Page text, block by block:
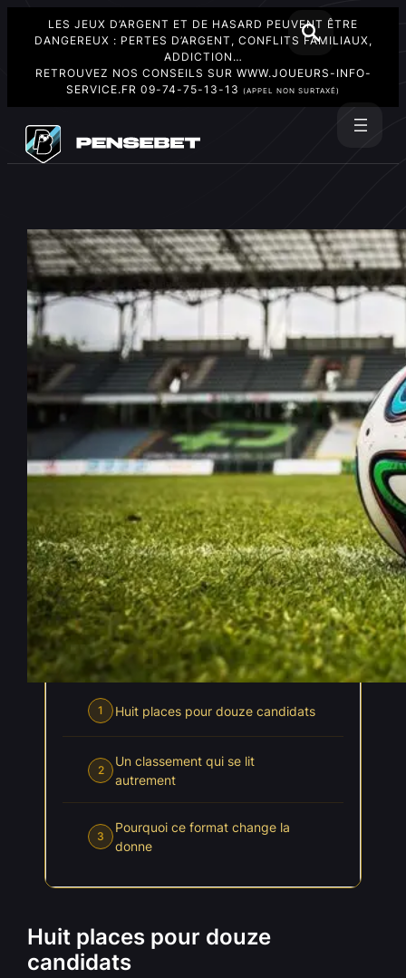
LES JEUX D’ARGENT ET DE HASARD PEUVENT ÊTRE
DANGEREUX : PERTES D’ARGENT, CONFLITS FAMILIAUX,
ADDICTION…
RETROUVEZ NOS CONSEILS SUR WWW.JOUEURS-INFO-
SERVICE.FR 09-74-75-13-13 (APPEL NON SURTAXÉ)
contenu
Mondial : la course aux
meilleurs troisièmes
Juin 28, 2026—parLéonard Lasquier
dans Actualités , Coupe du Monde 2026
INDEX Cacher l'index
1 Huit places pour douze candidats
2
Un classement qui se lit
autrement
3
Pourquoi ce format change la
donne
Huit places pour douze
candidats